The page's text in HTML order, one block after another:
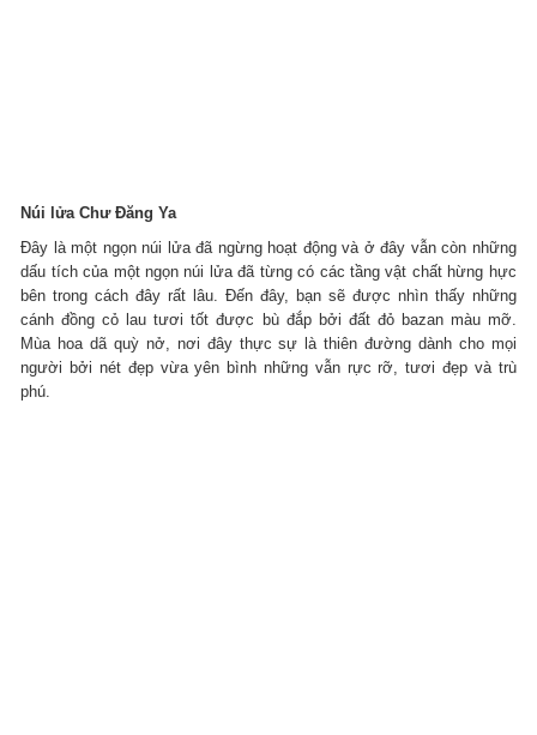
Núi lửa Chư Đăng Ya
Đây là một ngọn núi lửa đã ngừng hoạt động và ở đây vẫn còn những
dấu tích của một ngọn núi lửa đã từng có các tầng vật chất hừng hực
bên trong cách đây rất lâu. Đến đây, bạn sẽ được nhìn thấy những
cánh đồng cỏ lau tươi tốt được bù đắp bởi đất đỏ bazan màu mỡ.
Mùa hoa dã quỳ nở, nơi đây thực sự là thiên đường dành cho mọi
người bởi nét đẹp vừa yên bình những vẫn rực rỡ, tươi đẹp và trù
phú.